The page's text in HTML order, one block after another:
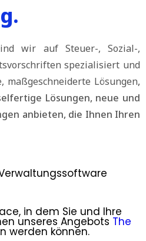
wir auf Steuer-, Sozial-,
spezialisiert und
maßgeschneiderte Lösungen,
Lösungen, neue und
anbieten, die Ihnen Ihren
in dem Sie und Ihre
unseres Angebots The
werden können.